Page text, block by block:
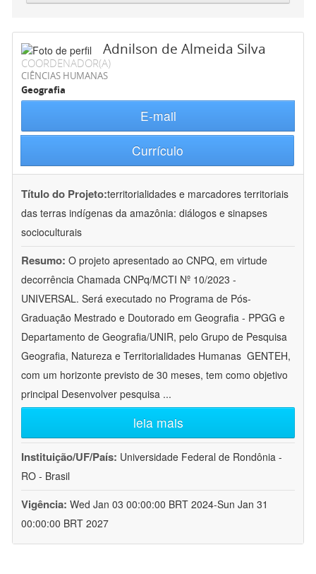
Adnilson de Almeida Silva
COORDENADOR(A)
CIÊNCIAS HUMANAS
Geografia
E-mail
Currículo
Título do Projeto:territorialidades e marcadores territoriais
das terras indígenas da amazônia: diálogos e sinapses
socioculturais
Resumo: O projeto apresentado ao CNPQ, em virtude
decorrência Chamada CNPq/MCTI Nº 10/2023 -
UNIVERSAL. Será executado no Programa de Pós-
Graduação Mestrado e Doutorado em Geografia - PPGG e
Departamento de Geografia/UNIR, pelo Grupo de Pesquisa
Geografia, Natureza e Territorialidades Humanas  GENTEH,
com um horizonte previsto de 30 meses, tem como objetivo
principal Desenvolver pesquisa ...
leia mais
Instituição/UF/País: Universidade Federal de Rondônia -
RO - Brasil
Vigência: Wed Jan 03 00:00:00 BRT 2024-Sun Jan 31
00:00:00 BRT 2027